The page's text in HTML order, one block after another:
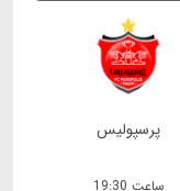
پرسپولیس
ساعت 19:30